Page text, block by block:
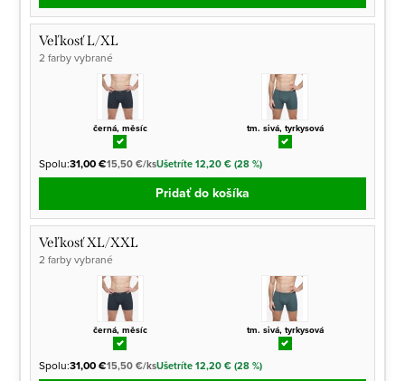
Veľkosť L/XL
2 farby vybrané
černá, měsíc tm. sivá, tyrkysová
Spolu:31,00 €15,50 €/ksUšetríte 12,20 € (28 %)
Pridať do košíka
Veľkosť XL/XXL
2 farby vybrané
černá, měsíc tm. sivá, tyrkysová
Spolu:31,00 €15,50 €/ksUšetríte 12,20 € (28 %)